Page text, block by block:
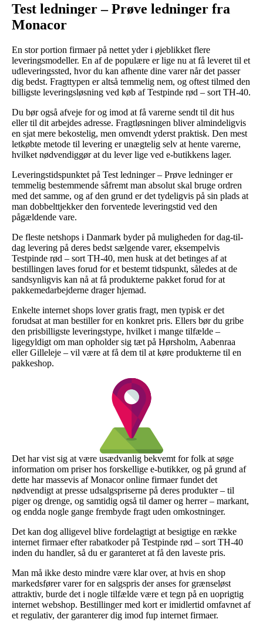
Test ledninger – Prøve ledninger fra
Monacor
En stor portion firmaer på nettet yder i øjeblikket flere
leveringsmodeller. En af de populære er lige nu at få leveret til et
udleveringssted, hvor du kan afhente dine varer når det passer
dig bedst. Fragttypen er altså temmelig nem, og oftest tilmed den
billigste leveringsløsning ved køb af Testpinde rød – sort TH-40.
Du bør også afveje for og imod at få varerne sendt til dit hus
eller til dit arbejdes adresse. Fragtløsningen bliver almindeligvis
en sjat mere bekostelig, men omvendt yderst praktisk. Den mest
letkøbte metode til levering er unægtelig selv at hente varerne,
hvilket nødvendiggør at du lever lige ved e-butikkens lager.
Leveringstidspunktet på Test ledninger – Prøve ledninger er
temmelig bestemmende såfremt man absolut skal bruge ordren
med det samme, og af den grund er det tydeligvis på sin plads at
man dobbelttjekker den forventede leveringstid ved den
pågældende vare.
De fleste netshops i Danmark byder på muligheden for dag-til-
dag levering på deres bedst sælgende varer, eksempelvis
Testpinde rød – sort TH-40, men husk at det betinges af at
bestillingen laves forud for et bestemt tidspunkt, således at de
sandsynligvis kan nå at få produkterne pakket forud for at
pakkemedarbejderne drager hjemad.
Enkelte internet shops lover gratis fragt, men typisk er det
forudsat at man bestiller for en konkret pris. Ellers bør du gribe
den prisbilligste leveringstype, hvilket i mange tilfælde –
ligegyldigt om man opholder sig tæt på Hørsholm, Aabenraa
eller Gilleleje – vil være at få dem til at køre produkterne til en
pakkeshop.
Det har vist sig at være usædvanlig bekvemt for folk at søge
information om priser hos forskellige e-butikker, og på grund af
dette har massevis af Monacor online firmaer fundet det
nødvendigt at presse udsalgspriserne på deres produkter – til
piger og drenge, og samtidig også til damer og herrer – markant,
og endda nogle gange frembyde fragt uden omkostninger.
Det kan dog alligevel blive fordelagtigt at besigtige en række
internet firmaer efter rabatkoder på Testpinde rød – sort TH-40
inden du handler, så du er garanteret at få den laveste pris.
Man må ikke desto mindre være klar over, at hvis en shop
markedsfører varer for en salgspris der anses for grænseløst
attraktiv, burde det i nogle tilfælde være et tegn på en uoprigtig
internet webshop. Bestillinger med kort er imidlertid omfavnet af
et regulativ, der garanterer dig imod fup internet firmaer.